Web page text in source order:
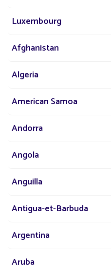
RÉALISATIONS
AU CHILI
division Salvador de Codelco
Luxembourg
Afghanistan
Algeria
American Samoa
Andorra
Angola
Anguilla
Antigua-et-Barbuda
Argentina
Aruba